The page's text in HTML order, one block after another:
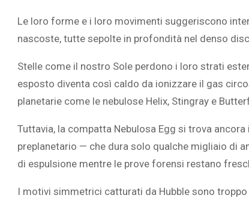
Le loro forme e i loro movimenti suggeriscono
nascoste, tutte sepolte in profondità nel denso
Stelle come il nostro Sole perdono i loro strati
esposto diventa così caldo da ionizzare il gas
planetarie come le nebulose Helix, Stingray e
Tuttavia, la compatta Nebulosa Egg si trova
preplanetario — che dura solo qualche migliaio di
di espulsione mentre le prove forensi restano
I motivi simmetrici catturati da Hubble sono
RIVELA